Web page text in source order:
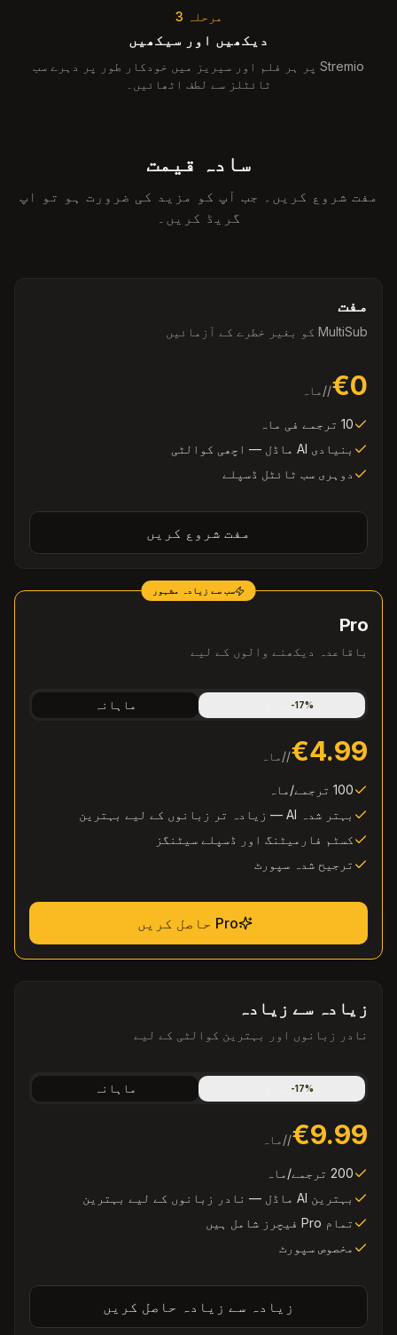
مرحلہ 3
دیکھیں اور سیکھیں
Stremio پر ہر فلم اور سیریز میں خودکار طور پر دہرے سب
ٹائٹلز سے لطف اٹھائیں۔
سادہ قیمت
مفت شروع کریں۔ جب آپ کو مزید کی ضرورت ہو تو اپ
گریڈ کریں۔
مفت
MultiSub کو بغیر خطرے کے آزمائیں
€0
//ماہ
10 ترجمے فی ماہ
بنیادی AI ماڈل — اچھی کوالٹی
دوہری سب ٹائٹل ڈسپلے
مفت شروع کریں
سب سے زیادہ مشہور
Pro
باقاعدہ دیکھنے والوں کے لیے
ماہانہ -17%
€4.99
//ماہ
100 ترجمے/ماہ
بہتر شدہ AI — زیادہ تر زبانوں کے لیے بہترین
کسٹم فارمیٹنگ اور ڈسپلے سیٹنگز
ترجیح شدہ سپورٹ
Pro حاصل کریں
زیادہ سے زیادہ
نادر زبانوں اور بہترین کوالٹی کے لیے
ماہانہ -17%
€9.99
//ماہ
200 ترجمے/ماہ
بہترین AI ماڈل — نادر زبانوں کے لیے بہترین
تمام Pro فیچرز شامل ہیں
مخصوص سپورٹ
زیادہ سے زیادہ حاصل کریں